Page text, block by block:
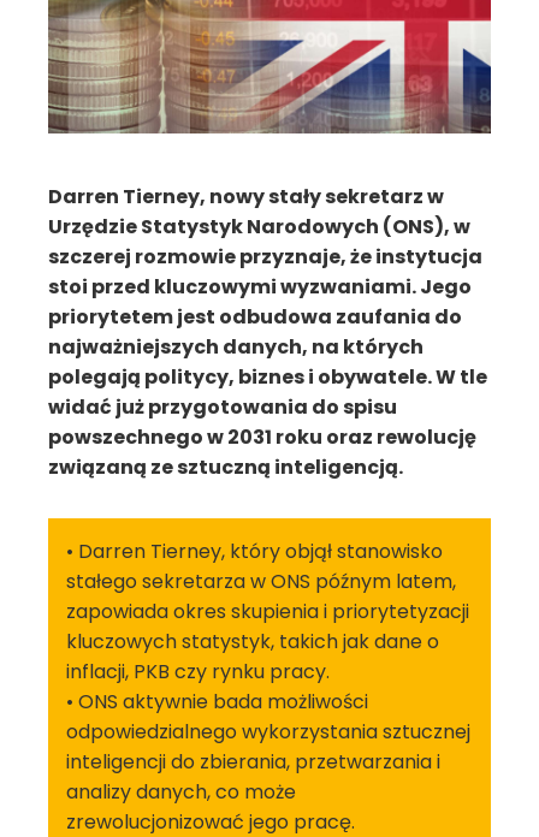
Darren Tierney, nowy stały sekretarz w
Urzędzie Statystyk Narodowych (ONS), w
szczerej rozmowie przyznaje, że instytucja
stoi przed kluczowymi wyzwaniami. Jego
priorytetem jest odbudowa zaufania do
najważniejszych danych, na których
polegają politycy, biznes i obywatele. W tle
widać już przygotowania do spisu
powszechnego w 2031 roku oraz rewolucję
związaną ze sztuczną inteligencją.
• Darren Tierney, który objął stanowisko
stałego sekretarza w ONS późnym latem,
zapowiada okres skupienia i priorytetyzacji
kluczowych statystyk, takich jak dane o
inflacji, PKB czy rynku pracy.
• ONS aktywnie bada możliwości
odpowiedzialnego wykorzystania sztucznej
inteligencji do zbierania, przetwarzania i
analizy danych, co może
zrewolucjonizować jego pracę.